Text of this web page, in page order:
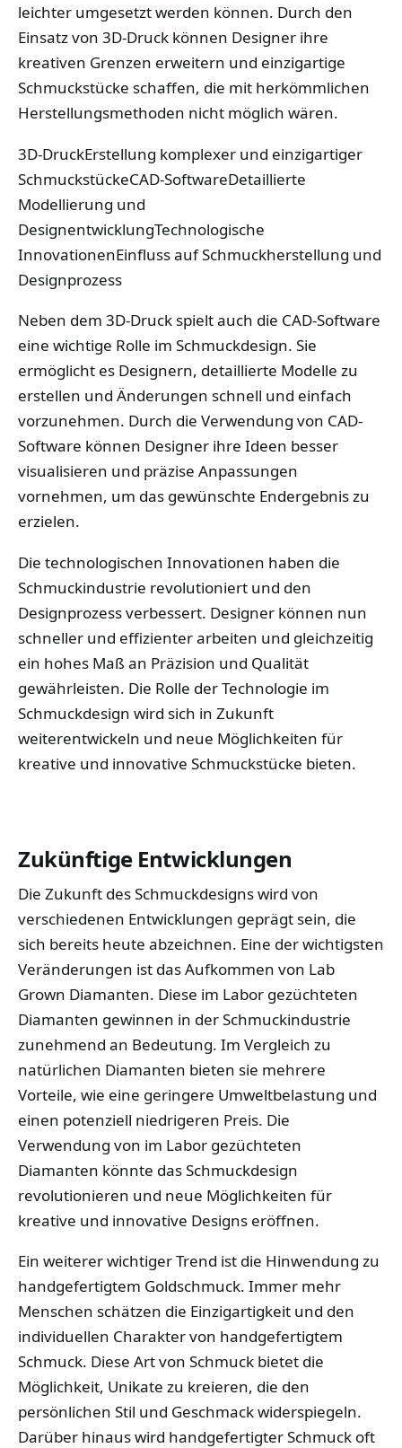
leichter umgesetzt werden können. Durch den
Einsatz von 3D-Druck können Designer ihre
kreativen Grenzen erweitern und einzigartige
Schmuckstücke schaffen, die mit herkömmlichen
Herstellungsmethoden nicht möglich wären.
3D-DruckErstellung komplexer und einzigartiger
SchmuckstückeCAD-SoftwareDetaillierte
Modellierung und
DesignentwicklungTechnologische
InnovationenEinfluss auf Schmuckherstellung und
Designprozess
Neben dem 3D-Druck spielt auch die CAD-Software
eine wichtige Rolle im Schmuckdesign. Sie
ermöglicht es Designern, detaillierte Modelle zu
erstellen und Änderungen schnell und einfach
vorzunehmen. Durch die Verwendung von CAD-
Software können Designer ihre Ideen besser
visualisieren und präzise Anpassungen
vornehmen, um das gewünschte Endergebnis zu
erzielen.
Die technologischen Innovationen haben die
Schmuckindustrie revolutioniert und den
Designprozess verbessert. Designer können nun
schneller und effizienter arbeiten und gleichzeitig
ein hohes Maß an Präzision und Qualität
gewährleisten. Die Rolle der Technologie im
Schmuckdesign wird sich in Zukunft
weiterentwickeln und neue Möglichkeiten für
kreative und innovative Schmuckstücke bieten.
Zukünftige Entwicklungen
Die Zukunft des Schmuckdesigns wird von
verschiedenen Entwicklungen geprägt sein, die
sich bereits heute abzeichnen. Eine der wichtigsten
Veränderungen ist das Aufkommen von Lab
Grown Diamanten. Diese im Labor gezüchteten
Diamanten gewinnen in der Schmuckindustrie
zunehmend an Bedeutung. Im Vergleich zu
natürlichen Diamanten bieten sie mehrere
Vorteile, wie eine geringere Umweltbelastung und
einen potenziell niedrigeren Preis. Die
Verwendung von im Labor gezüchteten
Diamanten könnte das Schmuckdesign
revolutionieren und neue Möglichkeiten für
kreative und innovative Designs eröffnen.
Ein weiterer wichtiger Trend ist die Hinwendung zu
handgefertigtem Goldschmuck. Immer mehr
Menschen schätzen die Einzigartigkeit und den
individuellen Charakter von handgefertigtem
Schmuck. Diese Art von Schmuck bietet die
Möglichkeit, Unikate zu kreieren, die den
persönlichen Stil und Geschmack widerspiegeln.
Darüber hinaus wird handgefertigter Schmuck oft